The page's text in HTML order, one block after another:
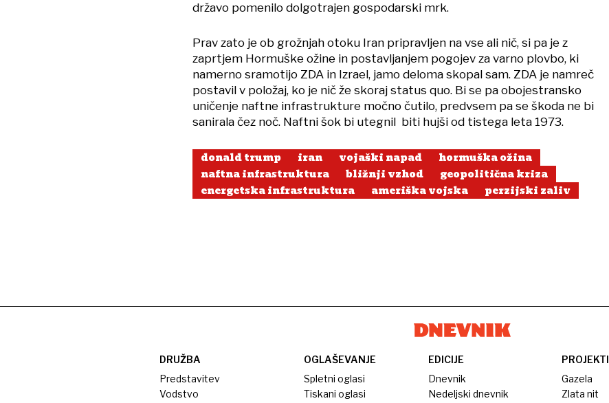
državo pomenilo dolgotrajen gospodarski mrk.
Prav zato je ob grožnjah otoku Iran pripravljen na vse ali nič, si pa je z
zaprtjem Hormuške ožine in postavljanjem pogojev za varno plovbo, ki
namerno sramotijo ZDA in Izrael, jamo deloma skopal sam. ZDA je namreč
postavil v položaj, ko je nič že skoraj status quo. Bi se pa obojestransko
uničenje naftne infrastrukture močno čutilo, predvsem pa se škoda ne bi
sanirala čez noč. Naftni šok bi utegnil biti hujši od tistega leta 1973.
donald trump iran vojaški napad
hormuška ožina
naftna infrastruktura
bližnji vzhod
geopolitična kriza
energetska infrastruktura
ameriška vojska perzijski zaliv
DRUŽBA
Predstavitev
Vodstvo
OGLAŠEVANJE
Spletni oglasi
Tiskani oglasi
EDICIJE
Dnevnik
Nedeljski dnevnik
PROJEKTI
Gazela
Zlata nit